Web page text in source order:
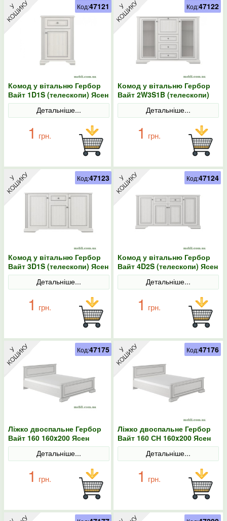
Комод у вітальню Гербор
Вайт 1D1S (телескопи) Ясен
сніжний/Сосна срібна
Детальніше...
1 грн.
Код:47121
Комод у вітальню Гербор
Вайт 2W3S1B (телескопи)
Ясен сніжний/Сосна срібна
Детальніше...
1 грн.
Код:47122
Комод у вітальню Гербор
Вайт 3D1S (телескопи) Ясен
сніжний/Сосна срібна
Детальніше...
1 грн.
Код:47123
Комод у вітальню Гербор
Вайт 4D2S (телескопи) Ясен
сніжний/Сосна срібна
Детальніше...
1 грн.
Код:47124
Ліжко двоспальне Гербор
Вайт 160 160x200 Ясен
сніжний/Сосна срібна
Детальніше...
1 грн.
Код:47175
Ліжко двоспальне Гербор
Вайт 160 СН 160x200 Ясен
сніжний/Сосна срібна
Детальніше...
1 грн.
Код:47176